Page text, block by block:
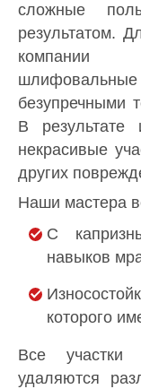
сложные
результатом.
компании
безупречными
В результате
некрасивые
других
Наши мастера
С
навыков
которого
Все участки
удаляются